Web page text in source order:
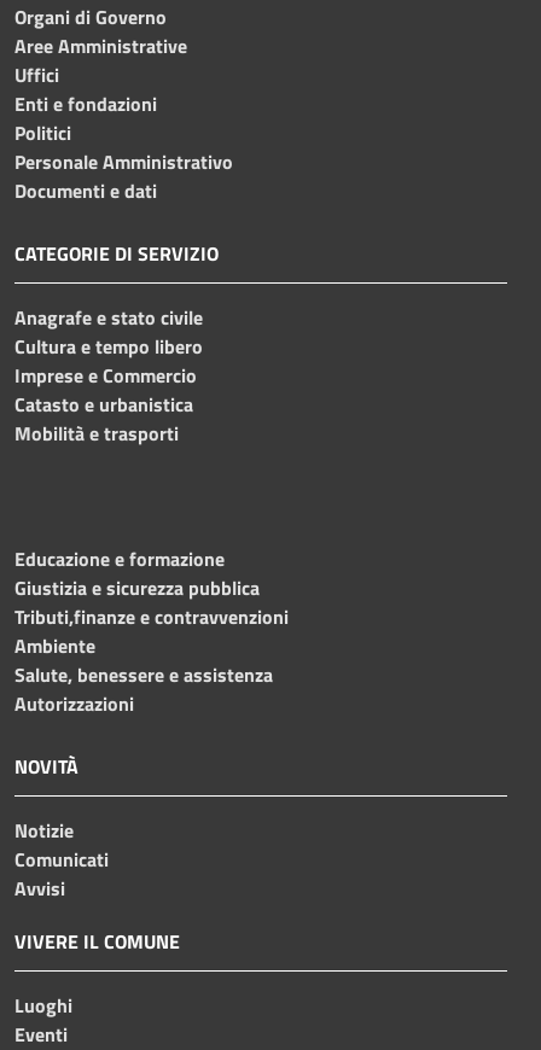
Organi di Governo
Aree Amministrative
Uffici
Enti e fondazioni
Politici
Personale Amministrativo
Documenti e dati
CATEGORIE DI SERVIZIO
Anagrafe e stato civile
Cultura e tempo libero
Imprese e Commercio
Catasto e urbanistica
Mobilità e trasporti
Educazione e formazione
Giustizia e sicurezza pubblica
Tributi,finanze e contravvenzioni
Ambiente
Salute, benessere e assistenza
Autorizzazioni
NOVITÀ
Notizie
Comunicati
Avvisi
VIVERE IL COMUNE
Luoghi
Eventi